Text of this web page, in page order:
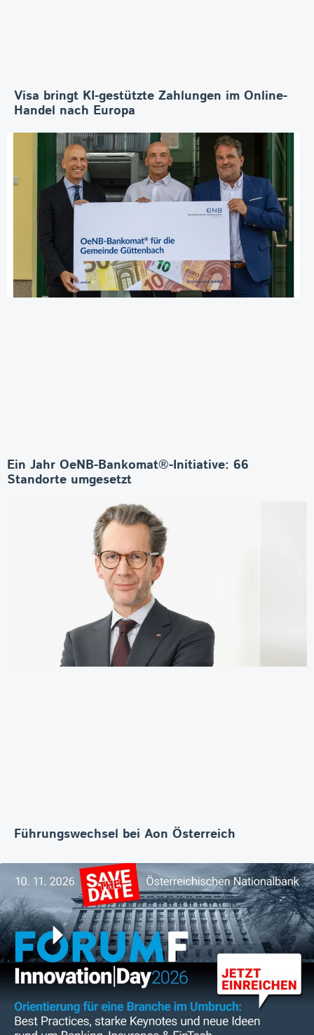
Visa bringt KI-gestützte Zahlungen im Online-
Handel nach Europa
Ein Jahr OeNB-Bankomat®-Initiative: 66
Standorte umgesetzt
Führungswechsel bei Aon Österreich